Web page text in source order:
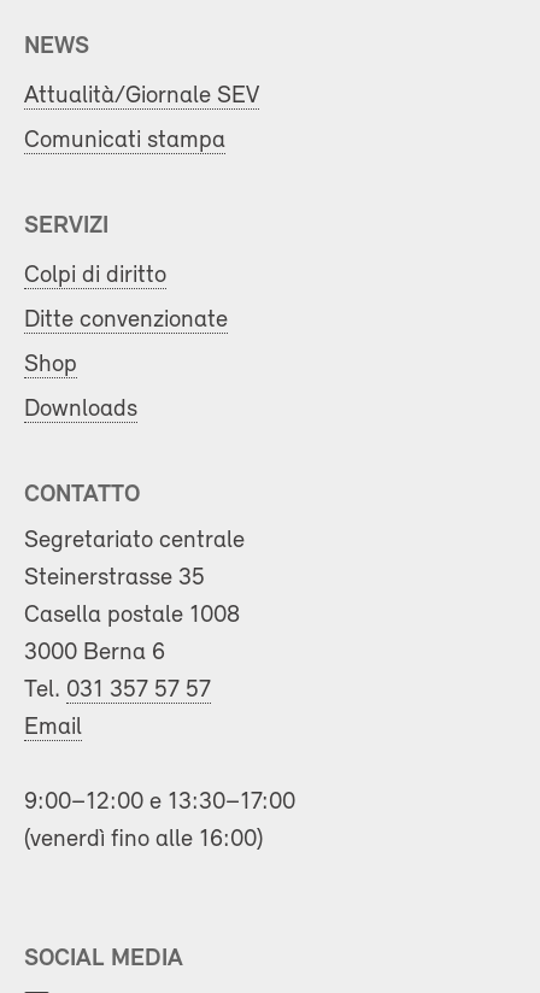
NEWS
Attualità/Giornale SEV
Comunicati stampa
SERVIZI
Colpi di diritto
Ditte convenzionate
Shop
Downloads
CONTATTO
Segretariato centrale
Steinerstrasse 35
Casella postale 1008
3000 Berna 6
Tel. 031 357 57 57
Email
9:00–12:00 e 13:30–17:00
(venerdì fino alle 16:00)
SOCIAL MEDIA